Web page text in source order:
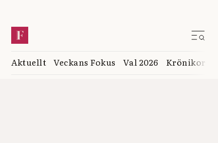
Aktuellt Veckans Fokus Val 2026 Krönikor